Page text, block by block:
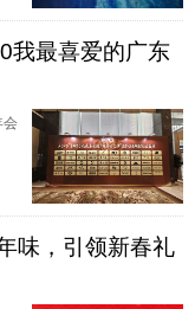
我最喜爱的广东
会
味，引领新春礼